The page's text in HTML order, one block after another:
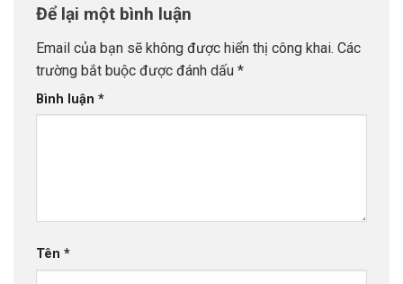
Để lại một bình luận
Email của bạn sẽ không được hiển thị công khai. Các
trường bắt buộc được đánh dấu *
Bình luận *
Tên *